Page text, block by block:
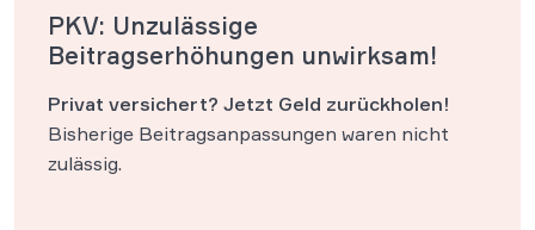
PKV: Unzulässige
Beitragserhöhungen unwirksam!
Privat versichert? Jetzt Geld zurückholen!
Bisherige Beitragsanpassungen waren nicht
zulässig.